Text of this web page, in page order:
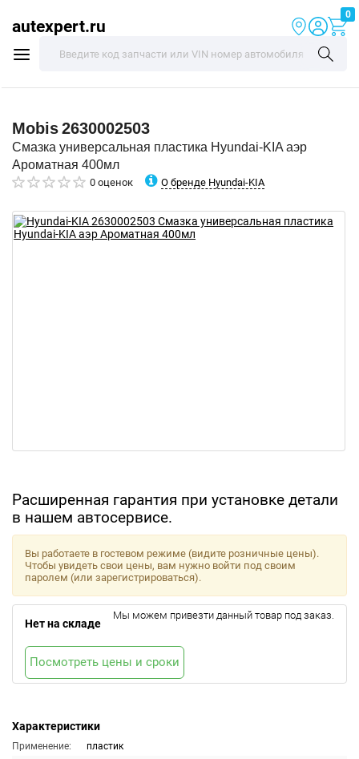
autexpert.ru
0
Mobis2630002503
Смазка универсальная пластика Hyundai-KIA аэр
Ароматная 400мл
0 оценок О бренде Hyundai-KIA
Расширенная гарантия при установке детали
в нашем автосервисе.
Характеристики
Применение:
пластик
Вы работаете в гостевом режиме (видите розничные цены).
Чтобы увидеть свои цены, вам нужно войти под своим
паролем (или зарегистрироваться).
Нет на складе
Мы можем привезти данный товар под заказ.
Посмотреть цены и сроки